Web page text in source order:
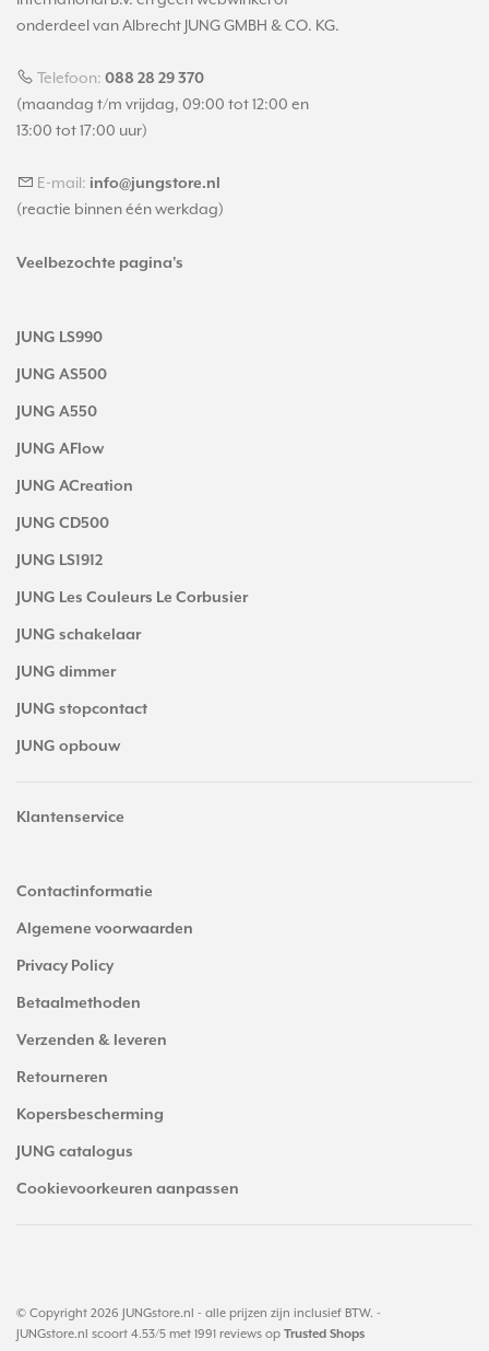
onderdeel van Albrecht JUNG GMBH & CO. KG.
Telefoon: 088 28 29 370
(maandag t/m vrijdag, 09:00 tot 12:00 en
13:00 tot 17:00 uur)
E-mail: info@jungstore.nl
(reactie binnen één werkdag)
Veelbezochte pagina's
JUNG LS990
JUNG AS500
JUNG A550
JUNG AFlow
JUNG ACreation
JUNG CD500
JUNG LS1912
JUNG Les Couleurs Le Corbusier
JUNG schakelaar
JUNG dimmer
JUNG stopcontact
JUNG opbouw
Klantenservice
Contactinformatie
Algemene voorwaarden
Privacy Policy
Betaalmethoden
Verzenden & leveren
Retourneren
Kopersbescherming
JUNG catalogus
Cookievoorkeuren aanpassen
© Copyright 2026 JUNGstore.nl - alle prijzen zijn inclusief BTW. -
JUNGstore.nl scoort 4.53/5 met 1991 reviews op Trusted Shops